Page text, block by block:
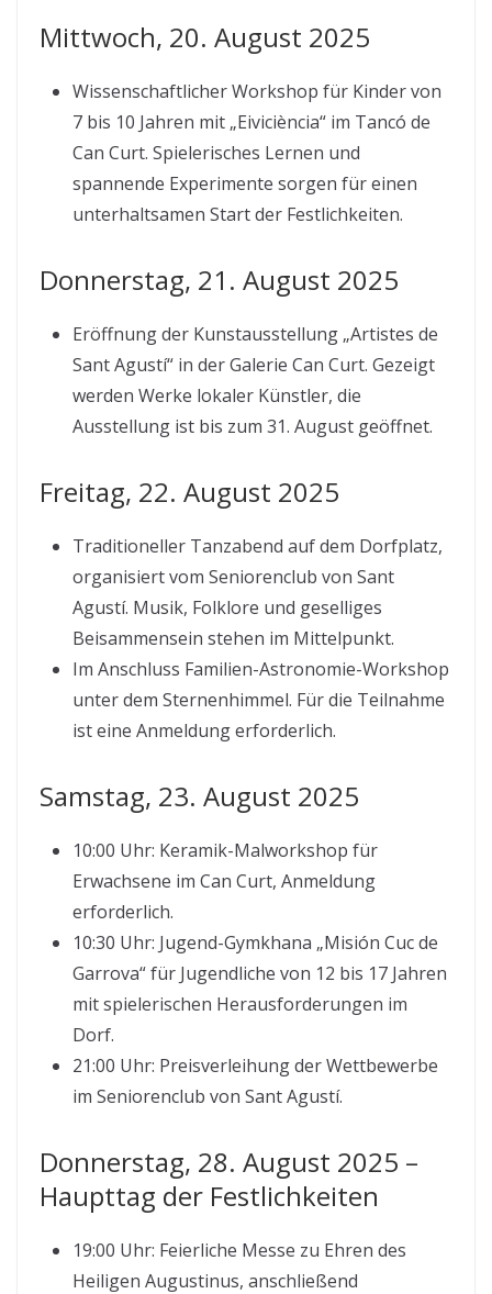
Mittwoch, 20. August 2025
Wissenschaftlicher Workshop für Kinder von
7 bis 10 Jahren mit „Eiviciència“ im Tancó de
Can Curt. Spielerisches Lernen und
spannende Experimente sorgen für einen
unterhaltsamen Start der Festlichkeiten.
Donnerstag, 21. August 2025
Eröffnung der Kunstausstellung „Artistes de
Sant Agustí“ in der Galerie Can Curt. Gezeigt
werden Werke lokaler Künstler, die
Ausstellung ist bis zum 31. August geöffnet.
Freitag, 22. August 2025
Traditioneller Tanzabend auf dem Dorfplatz,
organisiert vom Seniorenclub von Sant
Agustí. Musik, Folklore und geselliges
Beisammensein stehen im Mittelpunkt.
Im Anschluss Familien-Astronomie-Workshop
unter dem Sternenhimmel. Für die Teilnahme
ist eine Anmeldung erforderlich.
Samstag, 23. August 2025
10:00 Uhr: Keramik-Malworkshop für
Erwachsene im Can Curt, Anmeldung
erforderlich.
10:30 Uhr: Jugend-Gymkhana „Misión Cuc de
Garrova“ für Jugendliche von 12 bis 17 Jahren
mit spielerischen Herausforderungen im
Dorf.
21:00 Uhr: Preisverleihung der Wettbewerbe
im Seniorenclub von Sant Agustí.
Donnerstag, 28. August 2025 –
Haupttag der Festlichkeiten
19:00 Uhr: Feierliche Messe zu Ehren des
Heiligen Augustinus, anschließend